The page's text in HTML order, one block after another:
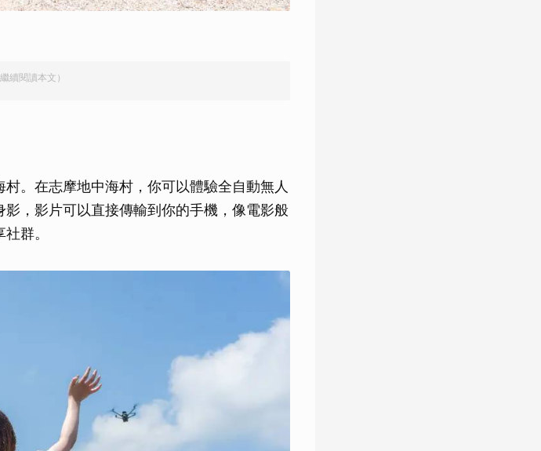
續閱讀本文）
。在志摩地中海村，你可以體驗全自動無人
，影片可以直接傳輸到你的手機，像電影般
群。